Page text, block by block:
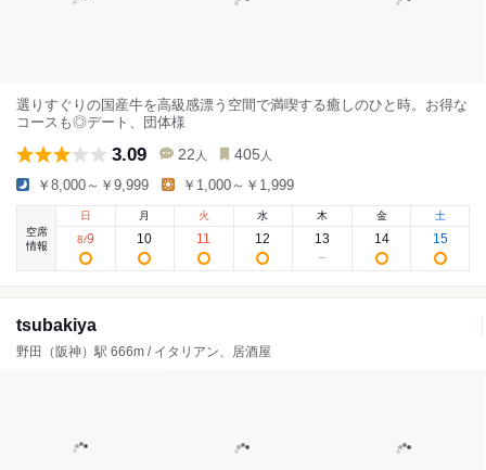
選りすぐりの国産牛を高級感漂う空間で満喫する癒しのひと時。お得な
コースも◎デート、団体様
3.09 22 人 405 人
￥8,000～￥9,999 ￥1,000～￥1,999
空席
情報
日
8/9
月
10
火
11
水
12
木
13
金
14
土
15
tsubakiya
野田（阪神）駅 666m / イタリアン、居酒屋